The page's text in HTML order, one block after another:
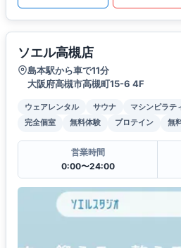
ソエル高槻店
島本駅から車で11分
大阪府高槻市高槻町15-6 4F
ウェアレンタル サウナ マシンピラテ
完全個室
無料体験 プロテイン 無
営業時間
0:00〜24:00